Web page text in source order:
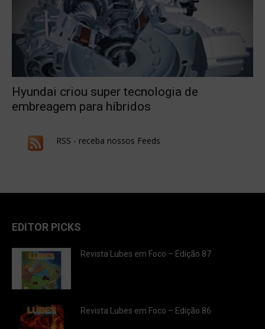
Hyundai criou super tecnologia de
embreagem para híbridos
RSS - receba nossos Feeds
EDITOR PICKS
Revista Lubes em Foco – Edição 87
Revista Lubes em Foco – Edição 86